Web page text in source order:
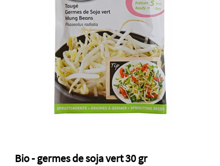
Bio - germes de soja vert 30 gr